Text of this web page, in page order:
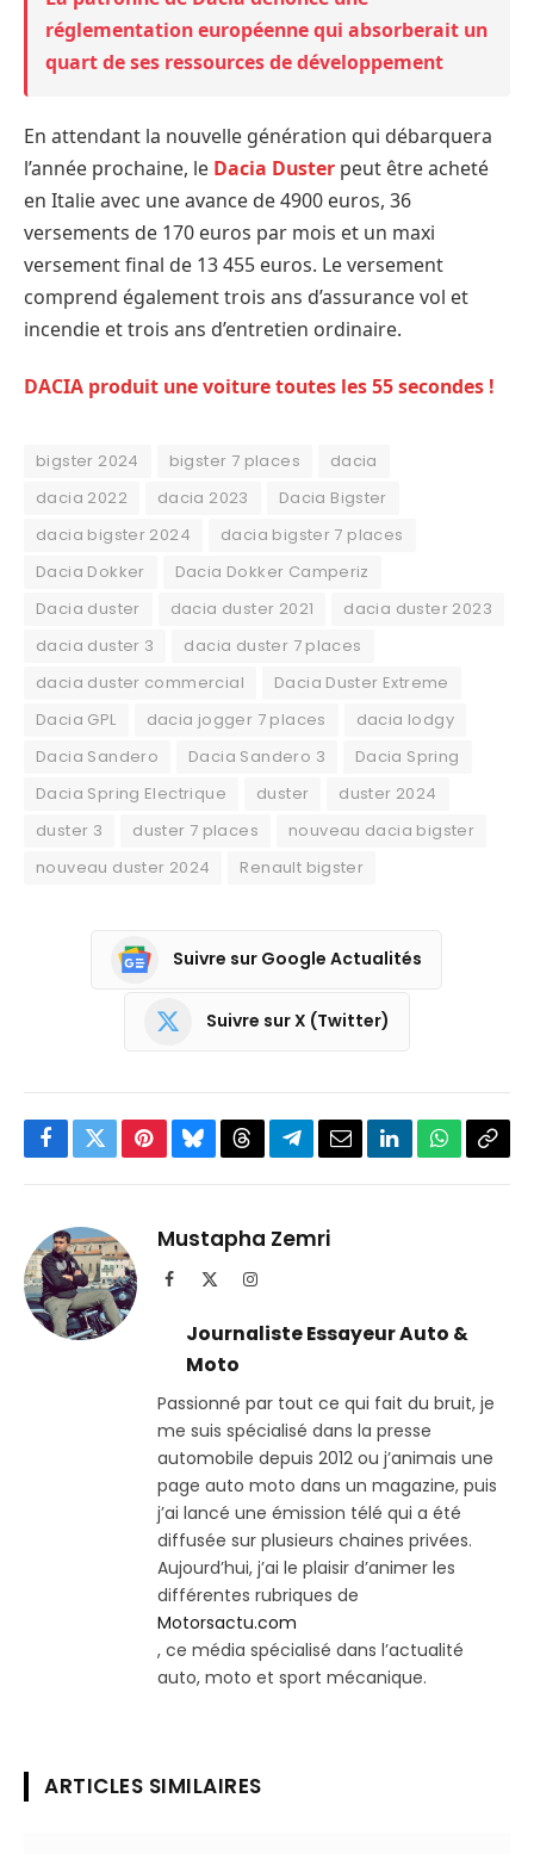
réglementation européenne qui absorberait un
quart de ses ressources de développement
En attendant la nouvelle génération qui débarquera
l’année prochaine, le Dacia Duster peut être acheté
en Italie avec une avance de 4900 euros, 36
versements de 170 euros par mois et un maxi
versement final de 13 455 euros. Le versement
comprend également trois ans d’assurance vol et
incendie et trois ans d’entretien ordinaire.
DACIA produit une voiture toutes les 55 secondes !
bigster 2024 bigster 7 places
dacia
dacia 2022
dacia 2023
Dacia Bigster
dacia bigster 2024
dacia bigster 7 places
Dacia Dokker
Dacia Dokker Camperiz
Dacia duster
dacia duster 2021
dacia duster 2023
dacia duster 3
dacia duster 7 places
dacia duster commercial
Dacia Duster Extreme
Dacia GPL
dacia jogger 7 places
dacia lodgy
Dacia Sandero
Dacia Sandero 3
Dacia Spring
Dacia Spring Electrique
duster
duster 2024
duster 3
duster 7 places
nouveau dacia bigster
nouveau duster 2024
Renault bigster
Suivre sur Google Actualités
Suivre sur X (Twitter)
Facebook
TwitterPinterestBlueskyThreadsPartager
Telegram
EmailLinkedInWhatsApp
Mustapha Zemri
Facebook Instagram
Journaliste Essayeur Auto &
Moto
Passionné par tout ce qui fait du bruit, je
me suis spécialisé dans la presse
automobile depuis 2012 ou j’animais une
page auto moto dans un magazine, puis
j’ai lancé une émission télé qui a été
diffusée sur plusieurs chaines privées.
Aujourd’hui, j’ai le plaisir d’animer les
différentes rubriques de
Motorsactu.com
, ce média spécialisé dans l’actualité
auto, moto et sport mécanique.
ARTICLES SIMILAIRES